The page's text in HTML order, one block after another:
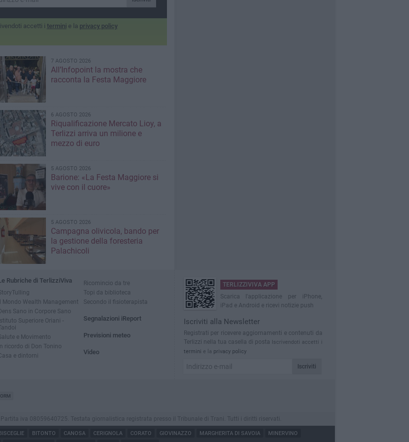
accetti i termini e la privacy policy
7 AGOSTO 2026
All’Infopoint la mostra che
racconta la Festa Maggiore
6 AGOSTO 2026
Riqualificazione Mercato Lioy, a
Terlizzi arriva un milione e
mezzo di euro
5 AGOSTO 2026
Barione: «La Festa Maggiore si
vive con il cuore»
5 AGOSTO 2026
Campagna olivicola, bando per
la gestione della foresteria
Palachicoli
Rubriche di TerlizziViva
Mondo Wealth Management
Sano in Corpore Sano
Superiore Oriani -
e Movimento
ricordo di Don Tonino
e dintorni
Ricomincio da tre
Topi da biblioteca
Secondo il fisioterapista
Segnalazioni iReport
Previsioni meteo
Video
TERLIZZIVIVA APP
Scarica l'applicazione per iPhone,
iPad e Android e ricevi notizie push
Iscriviti alla Newsletter
Registrati per ricevere aggiornamenti e contenuti da
Terlizzi nella tua casella di posta Iscrivendoti accetti i
termini e la privacy policy
Iscriviti
iva 08059640725. Testata giornalistica registrata presso il Tribunale di Trani. Tutti i diritti riservati.
BITONTO CANOSA CERIGNOLA CORATO GIOVINAZZO MARGHERITA DI SAVOIA
MINERVINO